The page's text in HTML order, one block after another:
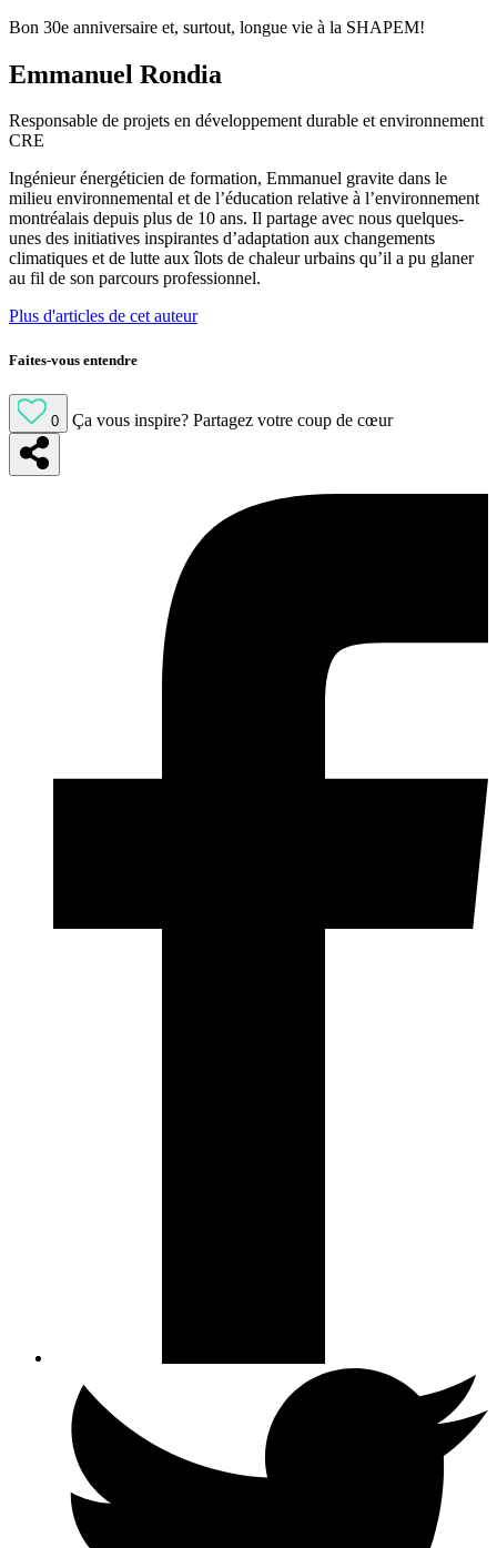
Bon 30e anniversaire et, surtout, longue vie à la SHAPEM!
Emmanuel Rondia
Responsable de projets en développement durable et environnement
CRE
Ingénieur énergéticien de formation, Emmanuel gravite dans le
milieu environnemental et de l’éducation relative à l’environnement
montréalais depuis plus de 10 ans. Il partage avec nous quelques-
unes des initiatives inspirantes d’adaptation aux changements
climatiques et de lutte aux îlots de chaleur urbains qu’il a pu glaner
au fil de son parcours professionnel.
Plus d'articles de cet auteur
Faites-vous entendre
0 Ça vous inspire? Partagez votre coup de cœur